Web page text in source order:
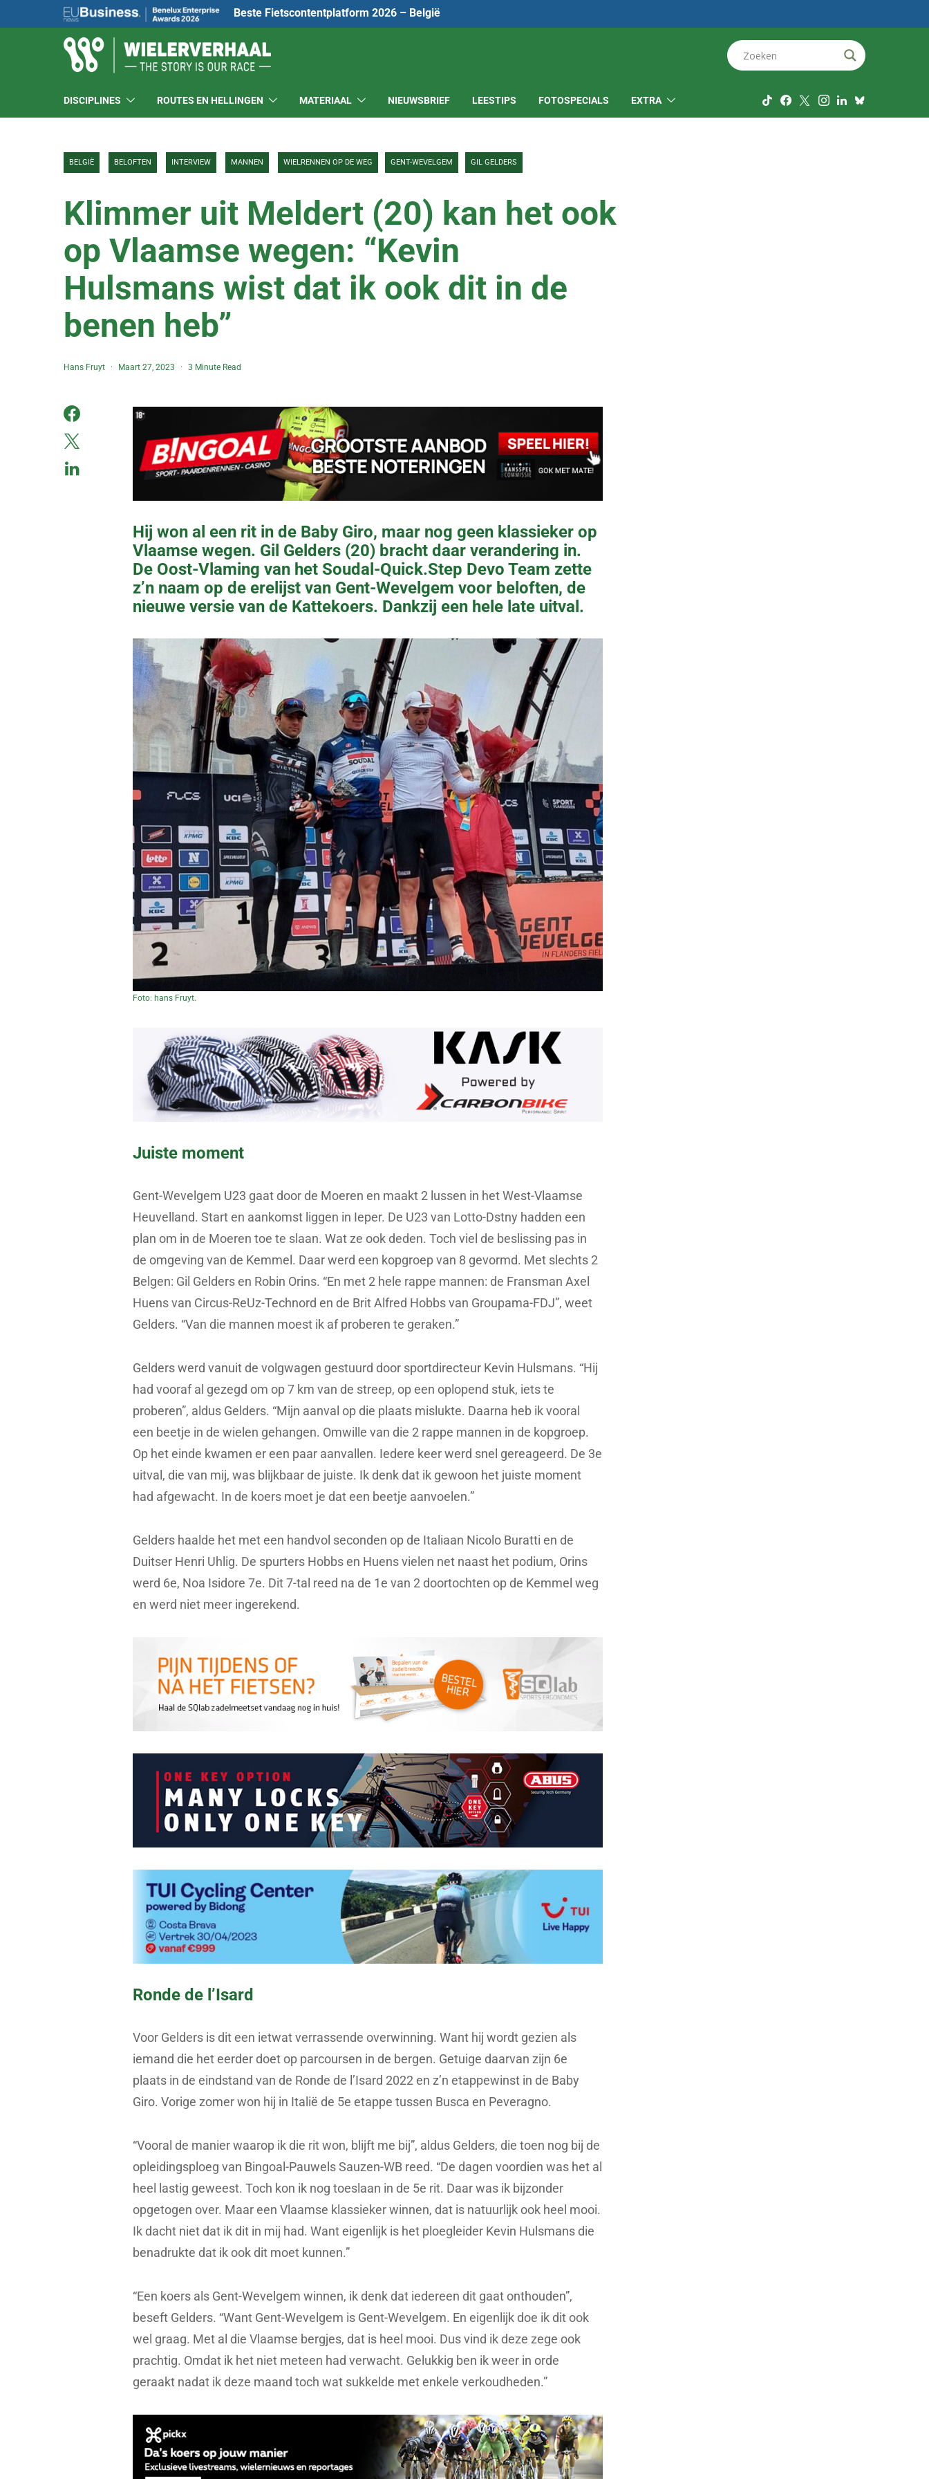
Beste Fietscontentplatform 2026 – België
DISCIPLINES ROUTES EN HELLINGEN MATERIAAL NIEUWSBRIEF LEESTIPS FOTOSPECIALS EXTRA
BELGIË BELOFTEN INTERVIEW MANNEN WIELRENNEN OP DE WEG GENT-WEVELGEM GIL GELDERS
Klimmer uit Meldert (20) kan het ook
op Vlaamse wegen: “Kevin
Hulsmans wist dat ik ook dit in de
benen heb”
Hans Fruyt Maart 27, 2023 3 Minute Read
Hij won al een rit in de Baby Giro, maar nog geen klassieker op
Vlaamse wegen. Gil Gelders (20) bracht daar verandering in.
De Oost-Vlaming van het Soudal-Quick.Step Devo Team zette
z’n naam op de erelijst van Gent-Wevelgem voor beloften, de
nieuwe versie van de Kattekoers. Dankzij een hele late uitval.
Foto: hans Fruyt.
Juiste moment
Gent-Wevelgem U23 gaat door de Moeren en maakt 2 lussen in het West-Vlaamse
Heuvelland. Start en aankomst liggen in Ieper. De U23 van Lotto-Dstny hadden een
plan om in de Moeren toe te slaan. Wat ze ook deden. Toch viel de beslissing pas in
de omgeving van de Kemmel. Daar werd een kopgroep van 8 gevormd. Met slechts 2
Belgen: Gil Gelders en Robin Orins. “En met 2 hele rappe mannen: de Fransman Axel
Huens van Circus-ReUz-Technord en de Brit Alfred Hobbs van Groupama-FDJ”, weet
Gelders. “Van die mannen moest ik af proberen te geraken.”
Gelders werd vanuit de volgwagen gestuurd door sportdirecteur Kevin Hulsmans. “Hij
had vooraf al gezegd om op 7 km van de streep, op een oplopend stuk, iets te
proberen”, aldus Gelders. “Mijn aanval op die plaats mislukte. Daarna heb ik vooral
een beetje in de wielen gehangen. Omwille van die 2 rappe mannen in de kopgroep.
Op het einde kwamen er een paar aanvallen. Iedere keer werd snel gereageerd. De 3e
uitval, die van mij, was blijkbaar de juiste. Ik denk dat ik gewoon het juiste moment
had afgewacht. In de koers moet je dat een beetje aanvoelen.”
Gelders haalde het met een handvol seconden op de Italiaan Nicolo Buratti en de
Duitser Henri Uhlig. De spurters Hobbs en Huens vielen net naast het podium, Orins
werd 6e, Noa Isidore 7e. Dit 7-tal reed na de 1e van 2 doortochten op de Kemmel weg
en werd niet meer ingerekend.
Ronde de l’Isard
Voor Gelders is dit een ietwat verrassende overwinning. Want hij wordt gezien als
iemand die het eerder doet op parcoursen in de bergen. Getuige daarvan zijn 6e
plaats in de eindstand van de Ronde de l’Isard 2022 en z’n etappewinst in de Baby
Giro. Vorige zomer won hij in Italië de 5e etappe tussen Busca en Peveragno.
“Vooral de manier waarop ik die rit won, blijft me bij”, aldus Gelders, die toen nog bij de
opleidingsploeg van Bingoal-Pauwels Sauzen-WB reed. “De dagen voordien was het al
heel lastig geweest. Toch kon ik nog toeslaan in de 5e rit. Daar was ik bijzonder
opgetogen over. Maar een Vlaamse klassieker winnen, dat is natuurlijk ook heel mooi.
Ik dacht niet dat ik dit in mij had. Want eigenlijk is het ploegleider Kevin Hulsmans die
benadrukte dat ik ook dit moet kunnen.”
“Een koers als Gent-Wevelgem winnen, ik denk dat iedereen dit gaat onthouden”,
beseft Gelders. “Want Gent-Wevelgem is Gent-Wevelgem. En eigenlijk doe ik dit ook
wel graag. Met al die Vlaamse bergjes, dat is heel mooi. Dus vind ik deze zege ook
prachtig. Omdat ik het niet meteen had verwacht. Gelukkig ben ik weer in orde
geraakt nadat ik deze maand toch wat sukkelde met enkele verkoudheden.”